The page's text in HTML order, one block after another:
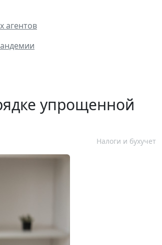
агентов
упрощенной
Налоги и бухучет